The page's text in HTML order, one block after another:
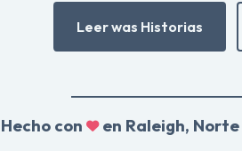
Leer was Historias
Hecho con en Raleigh, Norte